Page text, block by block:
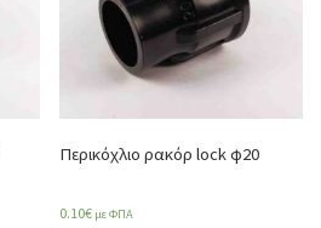
Περικόχλιο ρακόρ lock φ20
0.10€ με ΦΠΑ